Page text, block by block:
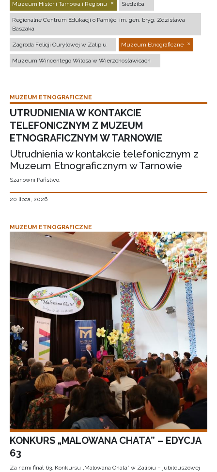
Muzeum Historii Tarnowa i Regionu Siedziba
Regionalne Centrum Edukacji o Pamięci im. gen. bryg. Zdzisława
Baszaka
Zagroda Felicji Curyłowej w Zalipiu Muzeum Etnograficzne
Muzeum Wincentego Witosa w Wierzchosławicach
MUZEUM ETNOGRAFICZNE
UTRUDNIENIA W KONTAKCIE
TELEFONICZNYM Z MUZEUM
ETNOGRAFICZNYM W TARNOWIE
Utrudnienia w kontakcie telefonicznym z
Muzeum Etnograficznym w Tarnowie
Szanowni Państwo,
20 lipca, 2026
MUZEUM ETNOGRAFICZNE
KONKURS „MALOWANA CHATA” – EDYCJA
63
Za nami finał 63. Konkursu „Malowana Chata” w Zalipiu – jubileuszowej